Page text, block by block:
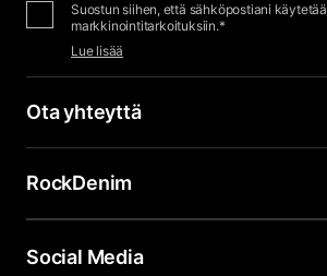
Suostun siihen, että sähköpostiani
markkinointitarkoituksiin.*
Lue lisää
Ota yhteyttä
RockDenim
Social Media